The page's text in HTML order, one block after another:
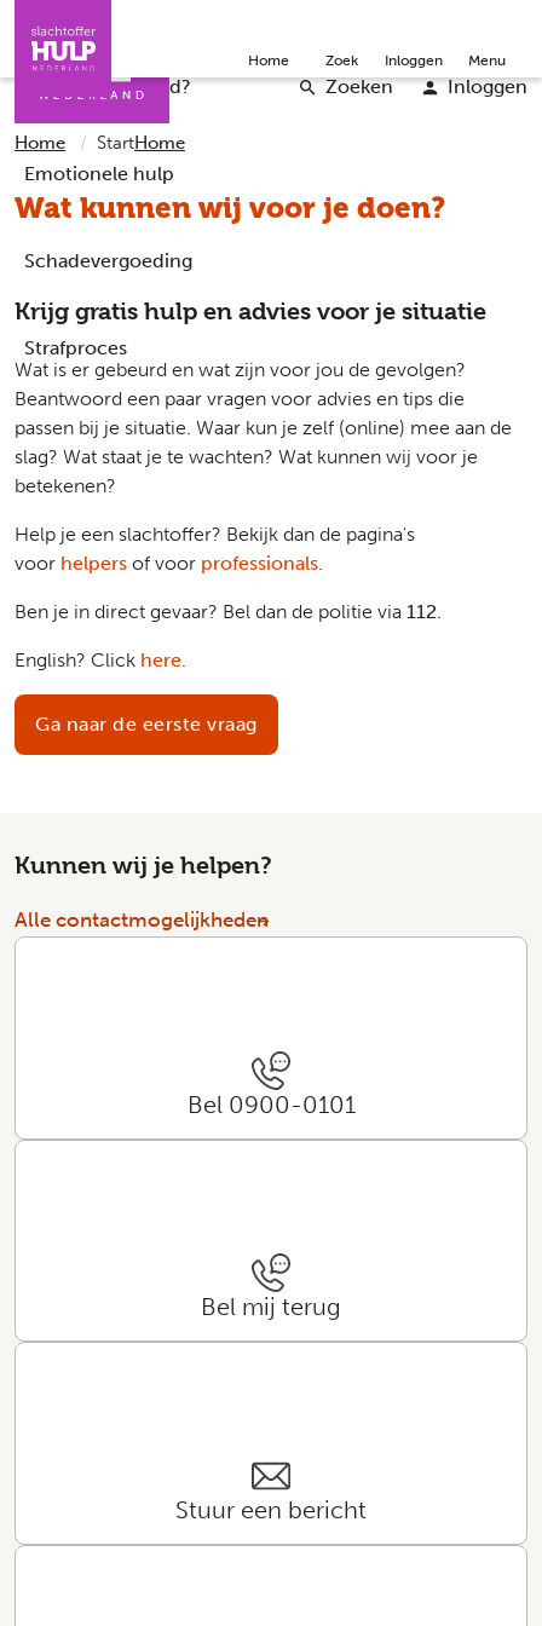
Iemand helpen Word vrijwilliger English
Wat is er gebeurd?
Emotionele hulp
Schadevergoeding
Strafproces
Zoeken Inloggen
Home Zoek Inloggen Menu
Home StartHome
Wat kunnen wij voor je doen?
Krijg gratis hulp en advies voor je situatie
Wat is er gebeurd en wat zijn voor jou de gevolgen?
Beantwoord een paar vragen voor advies en tips die
passen bij je situatie. Waar kun je zelf (online) mee aan de
slag? Wat staat je te wachten? Wat kunnen wij voor je
betekenen?
Help je een slachtoffer? Bekijk dan de pagina's
voor helpers of voor professionals.
Ben je in direct gevaar? Bel dan de politie via 112.
English? Click here.
Ga naar de eerste vraag
Kunnen wij je helpen?
Alle contactmogelijkheden
Bel 0900-0101
Bel mij terug
Stuur een bericht